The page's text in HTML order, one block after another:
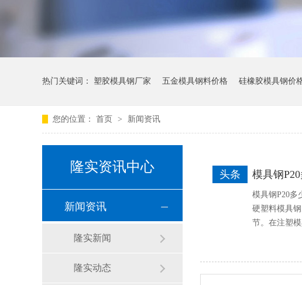
热门关键词： 塑胶模具钢厂家 五金模具钢料价格 硅橡胶模具钢价
您的位置： 首页 > 新闻资讯
隆实资讯中心
新闻资讯
隆实新闻
隆实动态
模具钢
头条
模具钢P20多
硬塑料模具
节。在注塑